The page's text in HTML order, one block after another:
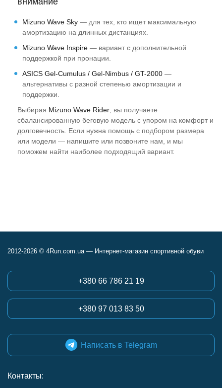
Mizuno Wave Sky — для тех, кто ищет максимальную
амортизацию на длинных дистанциях.
Mizuno Wave Inspire — вариант с дополнительной
поддержкой при пронации.
ASICS Gel-Cumulus / Gel-Nimbus / GT-2000 —
альтернативы с разной степенью амортизации и
поддержки.
Выбирая Mizuno Wave Rider , вы получаете
сбалансированную беговую модель с упором на комфорт и
долговечность. Если нужна помощь с подбором размера
или модели — напишите или позвоните нам, и мы
поможем найти наиболее подходящий вариант.
2012-2026 © 4Run.com.ua — Интернет-магазин спортивной обуви
+380 66 786 21 19
+380 97 013 83 50
Написать в Telegram
Контакты: